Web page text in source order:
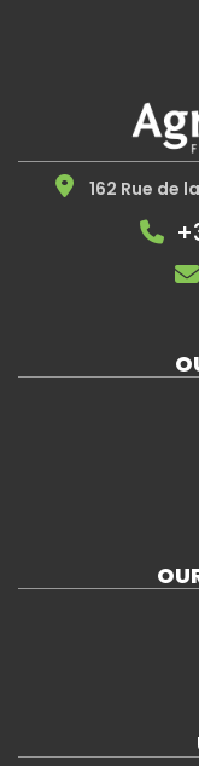
162 Rue de